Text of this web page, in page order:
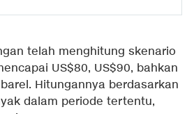
telah menghitung skenario
US$80, US$90, bahkan
Hitungannya berdasarkan
dalam periode tertentu,